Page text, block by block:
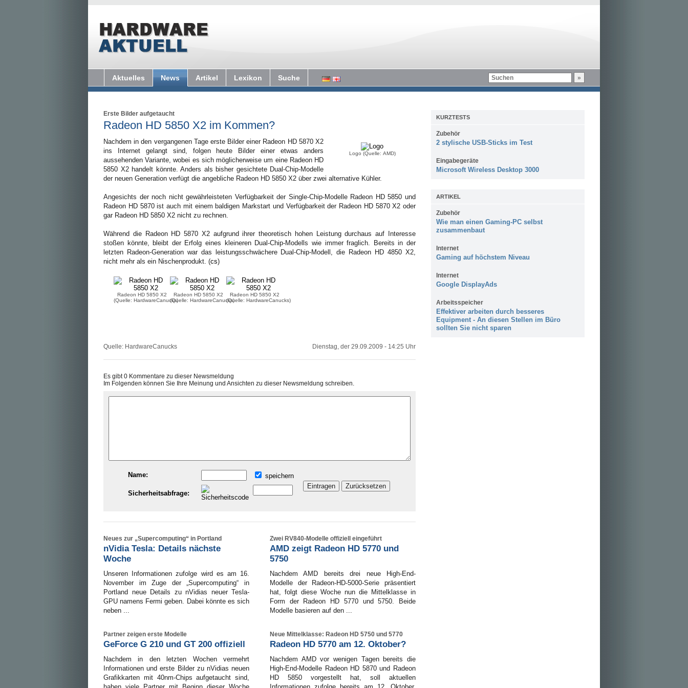
Aktuelles News Artikel Lexikon Suche
Erste Bilder aufgetaucht
Radeon HD 5850 X2 im Kommen?
Logo (Quelle: AMD)
Nachdem in den vergangenen Tage erste Bilder einer Radeon HD 5870 X2
ins Internet gelangt sind, folgen heute Bilder einer etwas anders
aussehenden Variante, wobei es sich möglicherweise um eine Radeon HD
5850 X2 handelt könnte. Anders als bisher gesichtete Dual-Chip-Modelle
der neuen Generation verfügt die angebliche Radeon HD 5850 X2 über zwei alternative Kühler.
Angesichts der noch nicht gewährleisteten Verfügbarkeit der Single-Chip-Modelle Radeon HD 5850 und
Radeon HD 5870 ist auch mit einem baldigen Markstart und Verfügbarkeit der Radeon HD 5870 X2 oder
gar Radeon HD 5850 X2 nicht zu rechnen.
Während die Radeon HD 5870 X2 aufgrund ihrer theoretisch hohen Leistung durchaus auf Interesse
stoßen könnte, bleibt der Erfolg eines kleineren Dual-Chip-Modells wie immer fraglich. Bereits in der
letzten Radeon-Generation war das leistungsschwächere Dual-Chip-Modell, die Radeon HD 4850 X2,
nicht mehr als ein Nischenprodukt. (cs)
Radeon HD 5850 X2
(Quelle: HardwareCanucks)
Radeon HD 5850 X2
(Quelle: HardwareCanucks)
Radeon HD 5850 X2
(Quelle: HardwareCanucks)
Quelle: HardwareCanucks Dienstag, der 29.09.2009 - 14:25 Uhr
Es gibt 0 Kommentare zu dieser Newsmeldung
Im Folgenden können Sie Ihre Meinung und Ansichten zu dieser Newsmeldung schreiben.
Name: speichern
Sicherheitsabfrage:
Neues zur „Supercomputing“ in Portland
nVidia Tesla: Details nächste
Woche
Unseren Informationen zufolge wird es am 16.
November im Zuge der „Supercomputing“ in
Portland neue Details zu nVidias neuer Tesla-
GPU namens Fermi geben. Dabei könnte es sich
neben ...
Zwei RV840-Modelle offiziell eingeführt
AMD zeigt Radeon HD 5770 und
5750
Nachdem AMD bereits drei neue High-End-
Modelle der Radeon-HD-5000-Serie präsentiert
hat, folgt diese Woche nun die Mittelklasse in
Form der Radeon HD 5770 und 5750. Beide
Modelle basieren auf den ...
Partner zeigen erste Modelle
GeForce G 210 und GT 200 offiziell
Nachdem in den letzten Wochen vermehrt
Informationen und erste Bilder zu nVidias neuen
Grafikkarten mit 40nm-Chips aufgetaucht sind,
Neue Mittelklasse: Radeon HD 5750 und 5770
Radeon HD 5770 am 12. Oktober?
Nachdem AMD vor wenigen Tagen bereits die
High-End-Modelle Radeon HD 5870 und Radeon
HD 5850 vorgestellt hat, soll aktuellen
KURZTESTS
Zubehör
2 stylische USB-Sticks im Test
Eingabegeräte
Microsoft Wireless Desktop 3000
ARTIKEL
Zubehör
Wie man einen Gaming-PC selbst
zusammenbaut
Internet
Gaming auf höchstem Niveau
Internet
Google DisplayAds
Arbeitsspeicher
Effektiver arbeiten durch besseres
Equipment - An diesen Stellen im Büro
sollten Sie nicht sparen